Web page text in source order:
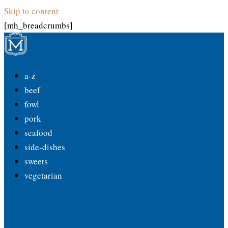
Skip to content
[mh_breadcrumbs]
a-z
beef
fowl
pork
seafood
side-dishes
sweets
vegetarian